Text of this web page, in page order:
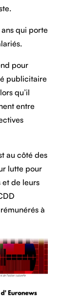
qui porte
pour
publicitaire
qu’il
entre
au côté des
lutte pour
et de leurs
à